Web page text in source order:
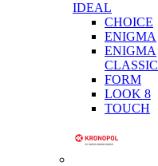
IDEAL
CHOICE
ENIGMA
ENIGMA
CLASSIC
FORM
LOOK 8
TOUCH